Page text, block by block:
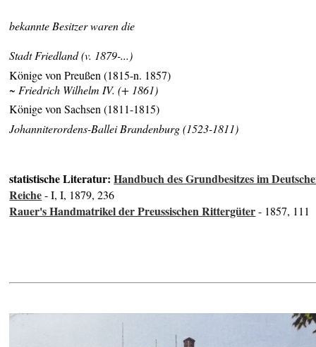
bekannte Besitzer waren die
Stadt Friedland (v. 1879-...)
Könige von Preußen (1815-n. 1857)
~ Friedrich Wilhelm IV. (+ 1861)
Könige von Sachsen (1811-1815)
Johanniterordens-Ballei Brandenburg (1523-1811)
statistische Literatur:Handbuch des Grundbesitzes im
Reiche- I, I, 1879, 236
Rauer's Handmatrikel der Preussischen Rittergüter- 1857, 111